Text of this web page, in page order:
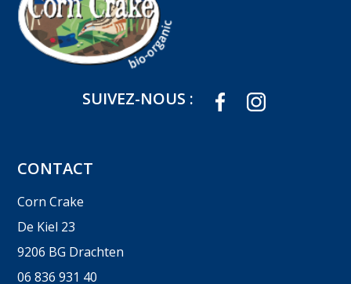
SUIVEZ-NOUS :
CONTACT
Corn Crake
De Kiel 23
9206 BG Drachten
06 836 931 40